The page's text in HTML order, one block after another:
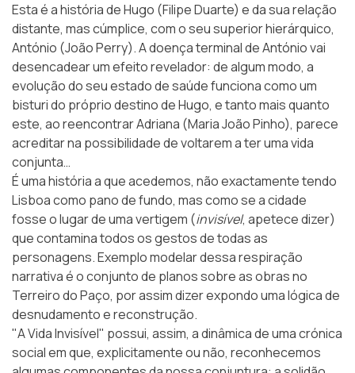
Esta é a história de Hugo (Filipe Duarte) e da sua relação
distante, mas cúmplice, com o seu superior hierárquico,
António (João Perry). A doença terminal de António vai
desencadear um efeito revelador: de algum modo, a
evolução do seu estado de saúde funciona como um
bisturi do próprio destino de Hugo, e tanto mais quanto
este, ao reencontrar Adriana (Maria João Pinho), parece
acreditar na possibilidade de voltarem a ter uma vida
conjunta…
É uma história a que acedemos, não exactamente tendo
Lisboa como pano de fundo, mas como se a cidade
fosse o lugar de uma vertigem (invisível, apetece dizer)
que contamina todos os gestos de todas as
personagens. Exemplo modelar dessa respiração
narrativa é o conjunto de planos sobre as obras no
Terreiro do Paço, por assim dizer expondo uma lógica de
desnudamento e reconstrução.
"A Vida Invisível" possui, assim, a dinâmica de uma crónica
social em que, explicitamente ou não, reconhecemos